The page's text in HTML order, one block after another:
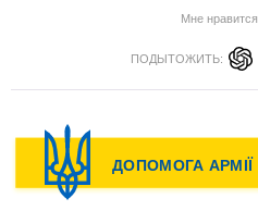
Мне нравится
ПОДЫТОЖИТЬ: